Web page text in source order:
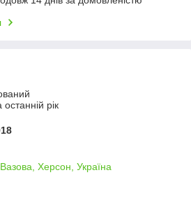
рік
Херсон, Україна